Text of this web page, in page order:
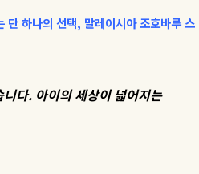
단하나의 선택, 말레이시아조호바루스
니다. 아이의 세상이 넓어지는